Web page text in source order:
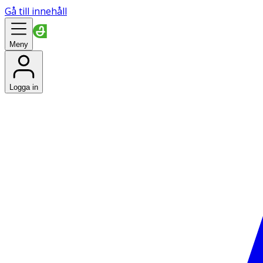
Gå till innehåll
Meny
Logga in